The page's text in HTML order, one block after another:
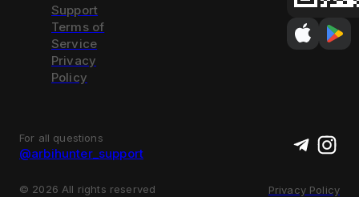
Support
Terms of
Service
Privacy
Policy
For all questions
@arbihunter_support
© 2026 All rights reserved Privacy Policy